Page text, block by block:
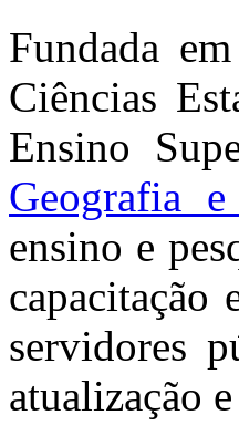
Fundada
Ciências
Ensino
Geografia
ensino e
capacitação
servidores
atualização